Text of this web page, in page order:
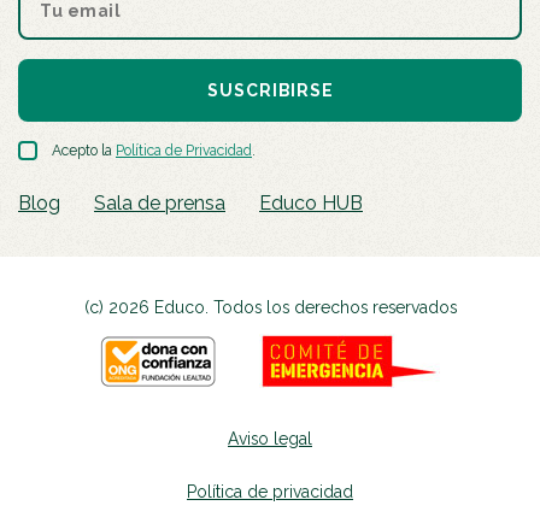
SUSCRIBIRSE
Acepto la Política de Privacidad.
Blog Sala de prensa Educo HUB
(c) 2026 Educo. Todos los derechos reservados
Aviso legal
Política de privacidad